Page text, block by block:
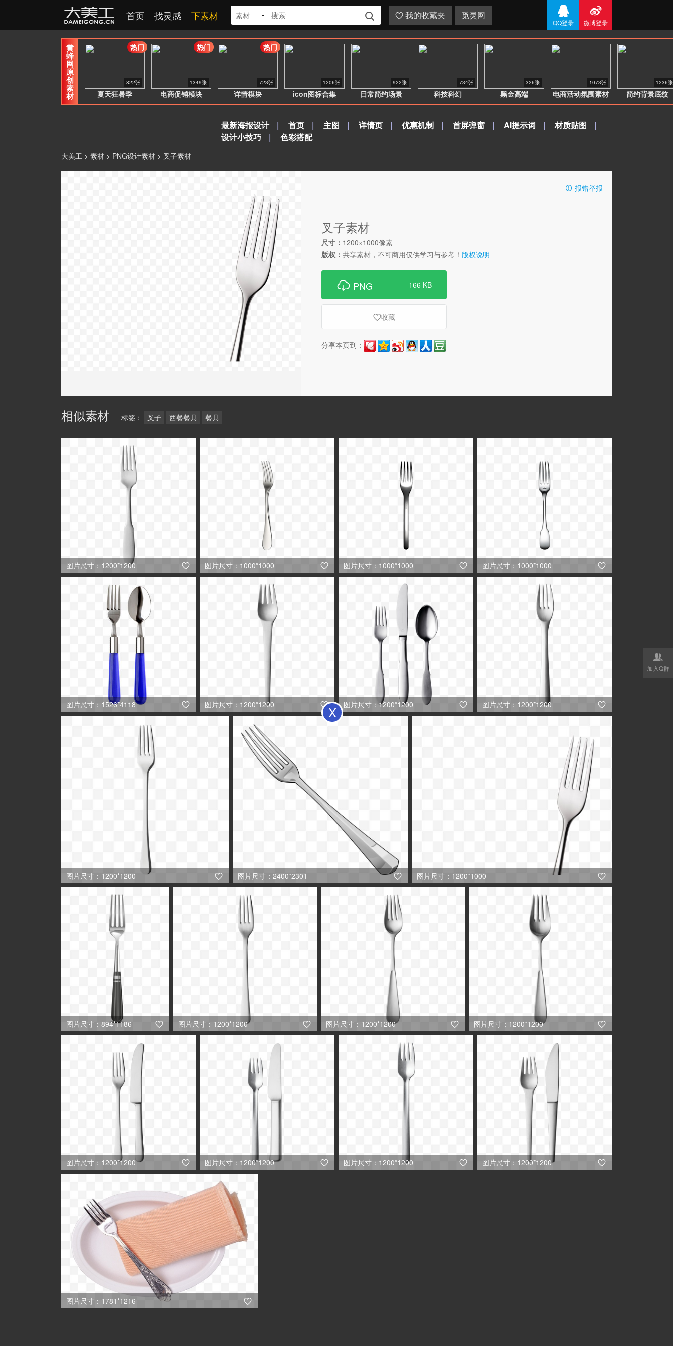
首页 找灵感 下素材 素材   我的收藏夹 觅灵网 
QQ登录

微博登录
黄
蜂
网
原
创
素
材 夏天狂暑季
822张
热门
电商促销模块
1349张
热门
详情模块
723张
热门
icon图标合集
1206张
日常简约场景
922张
科技科幻
734张
黑金高端
326张
电商活动氛围素材
1073张
简约背景底纹
1236张
最新海报设计 | 首页 | 主图 | 详情页 | 优惠机制 | 首屏弹窗 | AI提示词 | 材质贴图
|
设计小技巧
| 色彩搭配
大美工 > 素材 > PNG设计素材 > 叉子素材
 报错举报
叉子素材
尺寸： 1200×1000像素
版权： 共享素材，不可商用仅供学习与参考！ 版权说明
166 KB
 PNG
收藏
分享本页到：
相似素材 标签： 叉子 西餐餐具 餐具
图片尺寸：1200*1200  图片尺寸：1000*1000  图片尺寸：1000*1000  图片尺寸：1000*1000 
图片尺寸：1526*4118  图片尺寸：1200*1200  图片尺寸：1200*1200  图片尺寸：1200*1200 
图片尺寸：1200*1200  图片尺寸：2400*2301  图片尺寸：1200*1000 
图片尺寸：894*1186  图片尺寸：1200*1200  图片尺寸：1200*1200  图片尺寸：1200*1200 
图片尺寸：1200*1200  图片尺寸：1200*1200  图片尺寸：1200*1200  图片尺寸：1200*1200 
图片尺寸：1781*1216 

加入Q群
X